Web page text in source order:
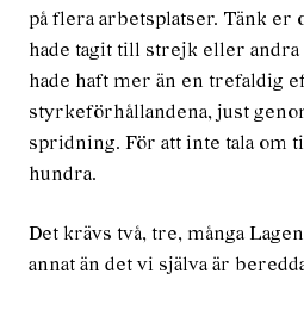
på flera arbetsplatser. Tänk er
hade tagit till strejk eller andra
hade haft mer än en trefaldig
styrkeförhållandena, just
spridning. För att inte tala om
hundra.
Det krävs två, tre, många
annat än det vi själva är